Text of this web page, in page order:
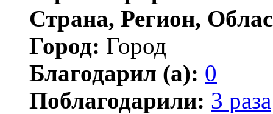
Страна, Регион,
Город: Город
Благодарил (а): 0
Поблагодарили: 3 раза